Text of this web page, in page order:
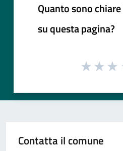
Quanto sono
su questa pagina?
Contatta il comune